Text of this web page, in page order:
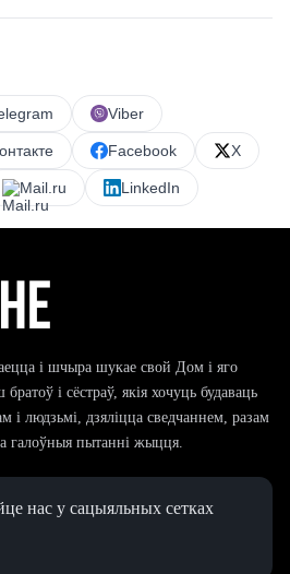
Viber
Facebook X
Mail.ru LinkedIn
і шчыра шукае свой Дом і яго
і сёстраў, якія хочуць будаваць
і людзьмі, дзяліцца сведчаннем, разам
галоўныя пытанні жыцця.
нас у сацыяльных сетках